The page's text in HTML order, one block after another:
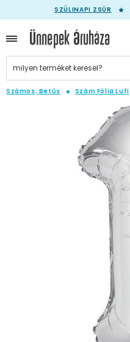
SZÜLINAPI ZSÚR
Számos, Betűs Szám Fólia Lufi